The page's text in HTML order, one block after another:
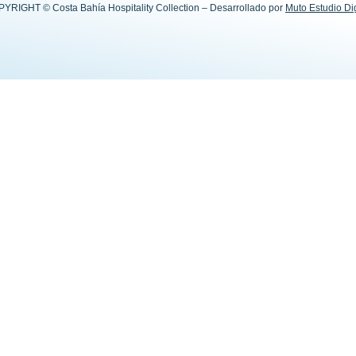
© Costa Bahía Hospitality Collection – Desarrollado por Muto Estudio